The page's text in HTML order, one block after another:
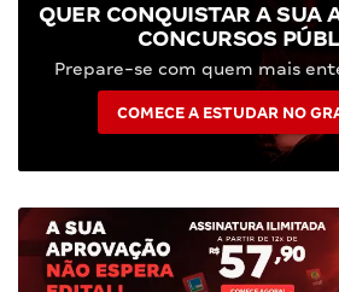
QUER CONQUISTAR A SUA
CONCURSOS
Prepare-se com quem mais
COMECE A ESTUDAR NO